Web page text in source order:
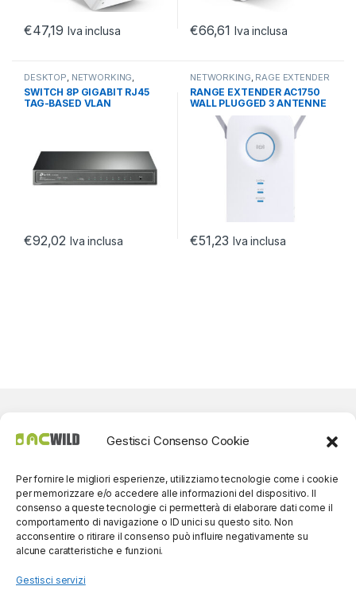
Gestisci Consenso Cookie
Per fornire le migliori esperienze, utilizziamo tecnologie come i cookie
per memorizzare e/o accedere alle informazioni del dispositivo. Il
consenso a queste tecnologie ci permetterà di elaborare dati come il
comportamento di navigazione o ID unici su questo sito. Non
acconsentire o ritirare il consenso può influire negativamente su
alcune caratteristiche e funzioni.
Gestisci servizi
€47,19 Iva inclusa €66,61 Iva inclusa
DESKTOP, NETWORKING,
SWITCH
SWITCH 8P GIGABIT RJ45
TAG-BASED VLAN
€92,02 Iva inclusa
NETWORKING, RAGE EXTENDER
DUAL BAND,RANGE EXTENDER
RANGE EXTENDER AC1750
WALL PLUGGED 3 ANTENNE
FISSE
€51,23 Iva inclusa